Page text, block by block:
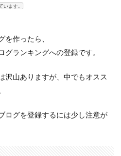
ます。
を作ったら、
グランキングへの登録です。
沢山ありますが、中でもオスス
ログを登録するには少し注意が